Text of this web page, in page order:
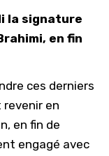
la signature
en fin
ces derniers
revenir en
en fin de
engagé avec